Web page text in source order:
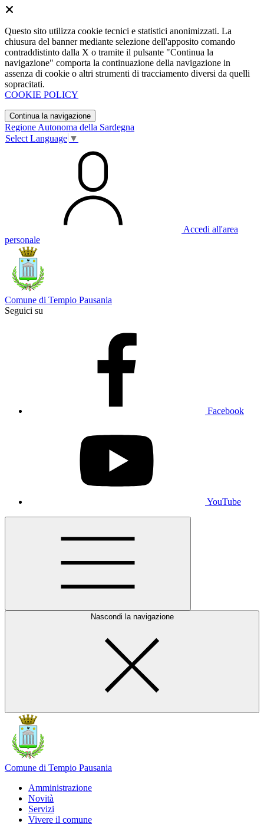
Questo sito utilizza cookie tecnici e statistici anonimizzati. La
chiusura del banner mediante selezione dell'apposito comando
contraddistinto dalla X o tramite il pulsante "Continua la
navigazione" comporta la continuazione della navigazione in
assenza di cookie o altri strumenti di tracciamento diversi da quelli
sopracitati.
COOKIE POLICY
Continua la navigazione
Regione Autonoma della Sardegna
Select Language ▼
Accedi all'area
personale
Comune di Tempio Pausania
Seguici su
Facebook
YouTube
Nascondi la navigazione
Comune di Tempio Pausania
Amministrazione
Novità
Servizi
Vivere il comune